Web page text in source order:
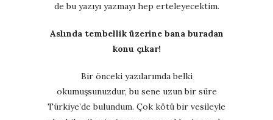
de bu yazıyı yazmayı hep erteleyecektim.
Aslında tembellik üzerine bana buradan
konu çıkar!
Bir önceki yazılarımda belki
okumuşsunuzdur, bu sene uzun bir süre
Türkiye’de bulundum. Çok kötü bir vesileyle